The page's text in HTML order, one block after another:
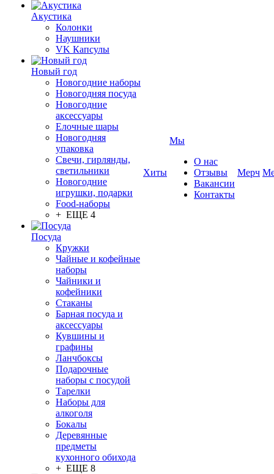
Акустика
Колонки
Наушники
VK Капсулы
Новый год
Новогодние наборы
Новогодняя посуда
Новогодние
аксессуары
Елочные шары
Новогодняя
упаковка
Свечи, гирлянды,
светильники
Новогодние
игрушки, подарки
Food-наборы
+ ЕЩЕ 4
Посуда
Кружки
Чайные и кофейные
наборы
Чайники и
кофейники
Стаканы
Барная посуда и
аксессуары
Кувшины и
графины
Ланчбоксы
Подарочные
наборы с посудой
Тарелки
Наборы для
алкоголя
Бокалы
Деревянные
предметы
кухонного обихода
+ ЕЩЕ 8
Хиты
Мы
О нас
Отзывы
Вакансии
Контакты
Мерч